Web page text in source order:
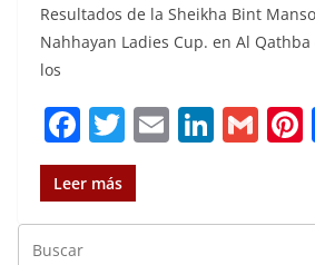
Resultados de la Sheikha Bint
Nahhayan Ladies Cup. en Al
los
F
a
c
e
T
w
it
te
E
l
Li
e
G
l
Leer más